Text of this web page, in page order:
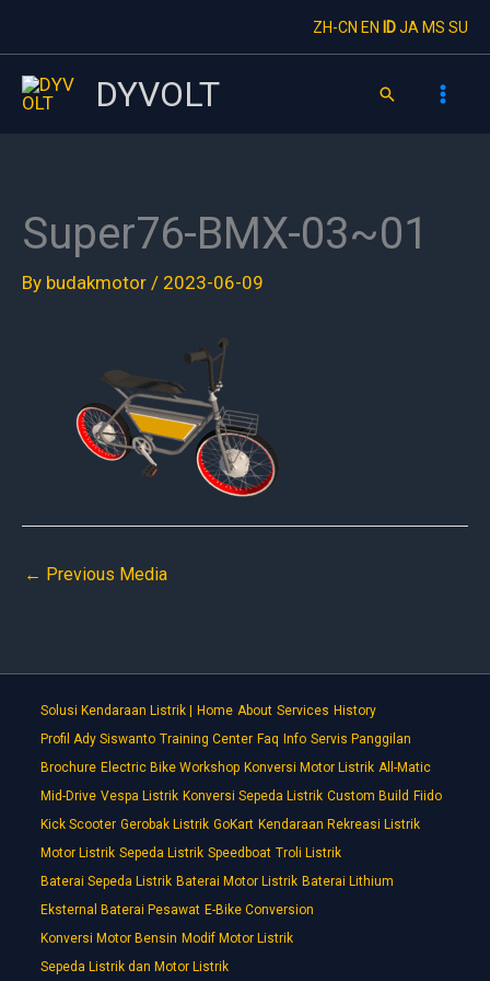
to
content
ZH-CN EN IDJA MS SU
DYVOLT Search
Super76-BMX-03~01
By budakmotor / 2023-06-09
← Previous Media
Solusi Kendaraan Listrik | Home About Services History
Profil Ady Siswanto Training Center Faq Info Servis Panggilan
Brochure Electric Bike Workshop Konversi Motor Listrik All-Matic
Mid-Drive Vespa Listrik Konversi Sepeda Listrik Custom Build Fiido
Kick Scooter Gerobak Listrik GoKart Kendaraan Rekreasi Listrik
Motor Listrik Sepeda Listrik Speedboat Troli Listrik
Baterai Sepeda Listrik Baterai Motor Listrik Baterai Lithium
Eksternal Baterai Pesawat E-Bike Conversion
Konversi Motor Bensin Modif Motor Listrik
Sepeda Listrik dan Motor Listrik